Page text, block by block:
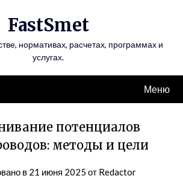
FastSmet
нормативах, расчетах, программах и
услугах.
Меню
потенциалов
методы и цели
в 21 июня 2025 от Redactor